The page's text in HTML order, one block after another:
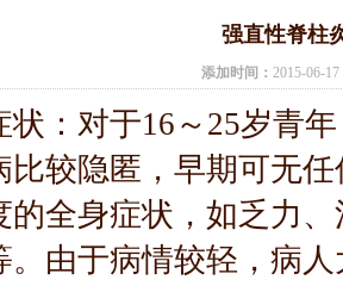
强直性脊柱
添加时间： 2015-06-
对于16～25岁青年
比较隐匿，早期可无
的全身症状，如乏力
。由于病情较轻，病